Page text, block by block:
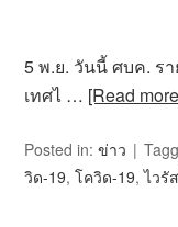
5 พ.ย. วันนี้ ศบค. ร
เทศไ … [Read
Posted in:ข่าว
วิด-19,โควิด-19,ไวรั